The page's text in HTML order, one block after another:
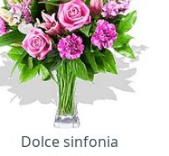
Dolce sinfonia